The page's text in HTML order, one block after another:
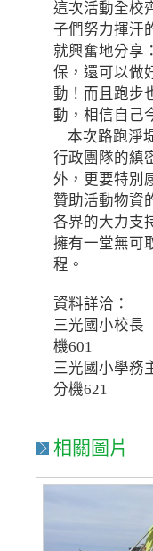
這次活動全校
子們努力揮汗
就興奮地分享
保，還可以做
動！而且跑步
動，相信自己
本次路跑淨
行政團隊的縝
外，更要特別
贊助活動物資
各界的大力支
擁有一堂無可
程。
資料詳洽：
三光國小校
機601
三光國小學
分機621
相關圖片